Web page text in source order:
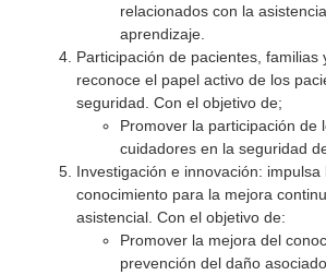
relacionados con la
aprendizaje.
Participación de pacientes, familias
reconoce el papel activo de los
seguridad. Con el objetivo de;
Promover la participación de
cuidadores en la seguridad
Investigación e innovación:
conocimiento para la mejora
asistencial. Con el objetivo de:
Promover la mejora del
prevención del daño